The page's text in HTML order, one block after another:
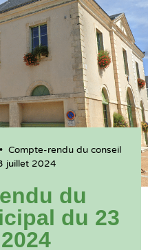
• Compte-rendu du conseil
juillet 2024
du
du 23